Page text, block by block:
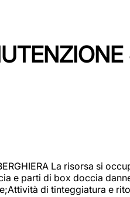
La risorsa si
e parti di box doccia
di tinteggiatura e